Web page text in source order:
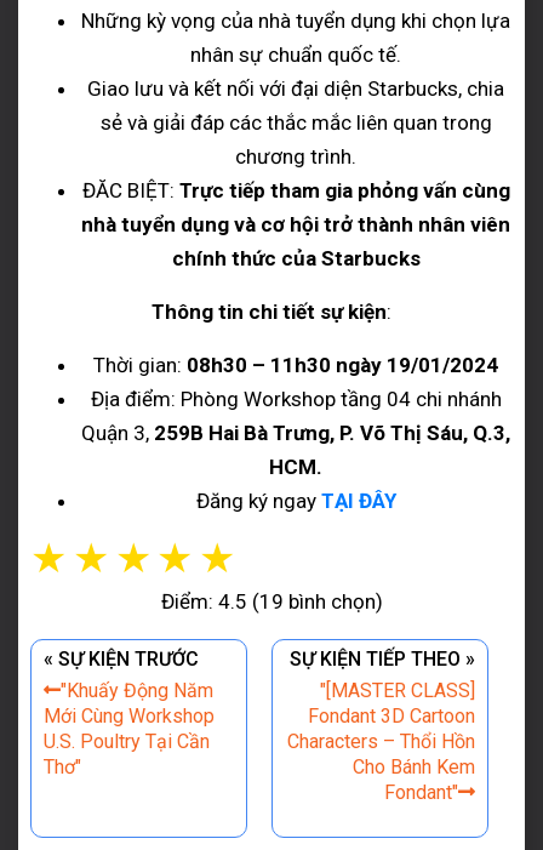
Những kỳ vọng của nhà tuyển dụng khi chọn lựa
nhân sự chuẩn quốc tế.
Giao lưu và kết nối với đại diện Starbucks, chia
sẻ và giải đáp các thắc mắc liên quan trong
chương trình.
ĐĂC BIỆT: Trực tiếp tham gia phỏng vấn cùng
nhà tuyển dụng và cơ hội trở thành nhân viên
chính thức của Starbucks
Thông tin chi tiết sự kiện:
Thời gian: 08h30 – 11h30 ngày 19/01/2024
Địa điểm: Phòng Workshop tầng 04 chi nhánh
Quận 3, 259B Hai Bà Trưng, P. Võ Thị Sáu, Q.3,
HCM.
Đăng ký ngay TẠI ĐÂY
☆
☆
☆
☆
☆
Điểm: 4.5 (19 bình chọn)
« SỰ KIỆN TRƯỚC
"Khuấy Động Năm
Mới Cùng Workshop
U.S. Poultry Tại Cần
Thơ"
SỰ KIỆN TIẾP THEO »
"[MASTER CLASS]
Fondant 3D Cartoon
Characters – Thổi Hồn
Cho Bánh Kem
Fondant"